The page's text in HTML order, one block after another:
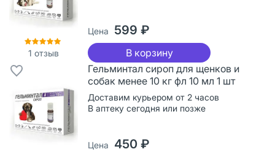
1 отзыв
Цена 599 ₽
В корзину
Гельминтал сироп для щенков и
собак менее 10 кг фл 10 мл 1 шт
Доставим курьером от 2 часов
В аптеку сегодня или позже
Цена 450 ₽